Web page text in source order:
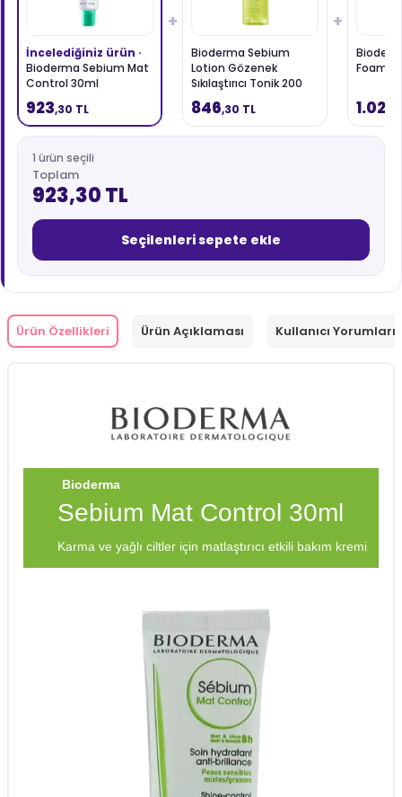
İncelediğiniz ürün ·
Bioderma Sebium Mat
Control 30ml
923,30 TL
+
Bioderma Sebium
Lotion Gözenek
Sıkılaştırıcı Tonik 200
ml
846,30 TL
+
1.026
1 ürün seçili
Toplam
923,30 TL
Seçilenleri sepete ekle
Ürün Özellikleri Ürün Açıklaması Kullanıcı Yorumları
Bioderma
Sebium Mat Control 30ml
Karma ve yağlı ciltler için matlaştırıcı etkili bakım kremi